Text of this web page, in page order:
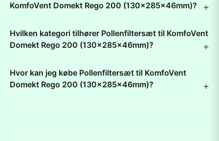
KomfoVent Domekt Rego 200 (130x285x46mm)?
Hvilken kategori tilhører Pollenfiltersæt til KomfoVent
Domekt Rego 200 (130x285x46mm)?
Hvor kan jeg købe Pollenfiltersæt til KomfoVent
Domekt Rego 200 (130x285x46mm)?